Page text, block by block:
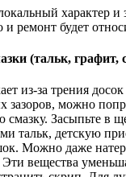
характер и
и ремонт будет
(тальк, графит,
из-за трения
зазоров, можно
смазку. Засыпьте в
тальк, детскую
Можно даже
Эти вещества